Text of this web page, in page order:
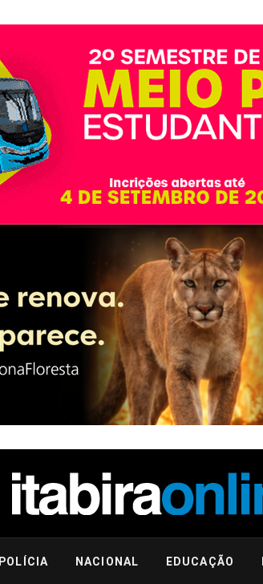
POLÍCIA NACIONAL EDUCAÇÃO